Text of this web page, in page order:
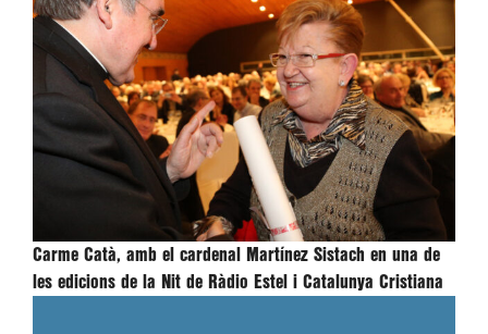
Carme Catà, amb el cardenal Martínez Sistach en una de
les edicions de la Nit de Ràdio Estel i Catalunya Cristiana